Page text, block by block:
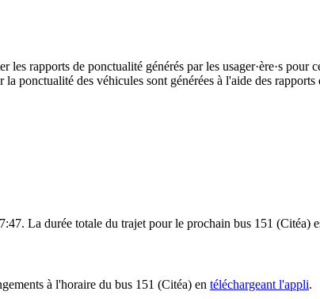
les rapports de ponctualité générés par les usager·ère·s pour
des véhicules sont générées à l'aide des rapports
La durée totale du trajet pour le prochain bus 151 (Citéa)
à l'horaire du bus 151 (Citéa) en téléchargeant l'appli.